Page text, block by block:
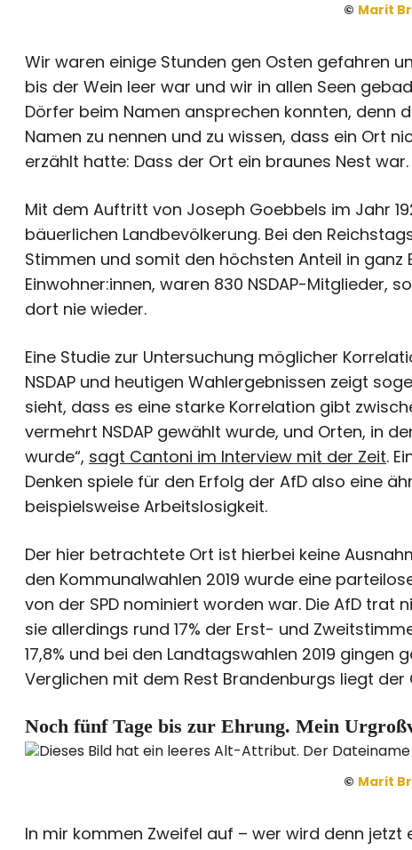
© Marit
Wir waren einige Stunden gen Osten gefahren
bis der Wein leer war und wir in allen Seen
Dörfer beim Namen ansprechen konnten, denn
Namen zu nennen und zu wissen, dass ein Ort
erzählt hatte: Dass der Ort ein braunes Nest war.
Mit dem Auftritt von Joseph Goebbels im Jahr
bäuerlichen Landbevölkerung. Bei den
Stimmen und somit den höchsten Anteil in ganz
Einwohner:innen, waren 830 NSDAP-Mitglieder,
dort nie wieder.
Eine Studie zur Untersuchung möglicher
NSDAP und heutigen Wahlergebnissen zeigt
sieht, dass es eine starke Korrelation gibt
vermehrt NSDAP gewählt wurde, und Orten, in
wurde“, sagt Cantoni im Interview mit der Zeit.
Denken spiele für den Erfolg der AfD also eine
beispielsweise Arbeitslosigkeit.
Der hier betrachtete Ort ist hierbei keine
den Kommunalwahlen 2019 wurde eine
von der SPD nominiert worden war. Die AfD trat
sie allerdings rund 17% der Erst- und
17,8% und bei den Landtagswahlen 2019 gingen
Verglichen mit dem Rest Brandenburgs liegt
Noch fünf Tage bis zur Ehrung. Mein
© Marit
In mir kommen Zweifel auf – wer wird denn